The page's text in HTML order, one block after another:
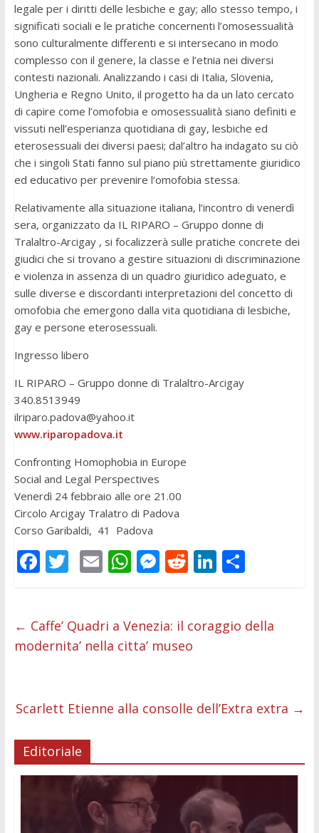
legale per i diritti delle lesbiche e gay; allo stesso tempo, i
significati sociali e le pratiche concernenti l’omosessualità
sono culturalmente differenti e si intersecano in modo
complesso con il genere, la classe e l’etnia nei diversi
contesti nazionali. Analizzando i casi di Italia, Slovenia,
Ungheria e Regno Unito, il progetto ha da un lato cercato
di capire come l’omofobia e omosessualità siano definiti e
vissuti nell’esperianza quotidiana di gay, lesbiche ed
eterosessuali dei diversi paesi; dal’altro ha indagato su ciò
che i singoli Stati fanno sul piano più strettamente giuridico
ed educativo per prevenire l’omofobia stessa.
Relativamente alla situazione italiana, l’incontro di venerdì
sera, organizzato da IL RIPARO – Gruppo donne di
Tralaltro-Arcigay , si focalizzerà sulle pratiche concrete dei
giudici che si trovano a gestire situazioni di discriminazione
e violenza in assenza di un quadro giuridico adeguato, e
sulle diverse e discordanti interpretazioni del concetto di
omofobia che emergono dalla vita quotidiana di lesbiche,
gay e persone eterosessuali.
Ingresso libero
IL RIPARO – Gruppo donne di Tralaltro-Arcigay
340.8513949
ilriparo.padova@yahoo.it
www.riparopadova.it
Confronting Homophobia in Europe
Social and Legal Perspectives
Venerdì 24 febbraio alle ore 21.00
Circolo Arcigay Tralatro di Padova
Corso Garibaldi, 41 Padova
F
b
o
k
T
er
E
l
W
s
A
p
M
e
n
er
R
di
t
Li
e
C
di
← Caffe’ Quadri a Venezia: il coraggio della
modernita’ nella citta’ museo
Scarlett Etienne alla consolle dell’Extra extra →
Editoriale